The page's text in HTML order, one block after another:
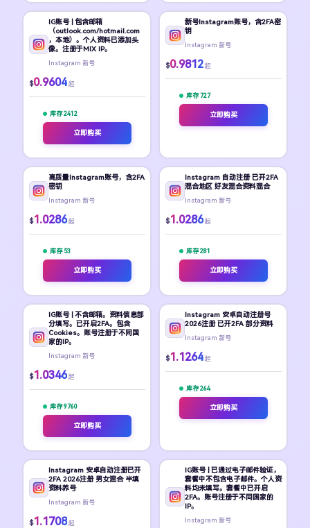
IG账号 | 包含邮箱
（outlook.com/hotmail.com
，本地）。个人资料已添加头
像。注册于MIX IP。
Instagram 新号
$0.9604 起
库存 2412
立即购买
新号Instagram账号，含2FA密
钥
Instagram 新号
$0.9812 起
库存 727
立即购买
高质量Instagram账号，含2FA
密钥
Instagram 新号
$1.0286 起
库存 53
立即购买
Instagram 自动注册 已开2FA
混合地区 好友混合资料混合
Instagram 新号
$1.0286 起
库存 281
立即购买
IG账号 | 不含邮箱。资料信息部
分填写。已开启2FA。包含
Cookies。账号注册于不同国
家的IP。
Instagram 新号
$1.0346 起
库存 9760
立即购买
Instagram 安卓自动注册号
2026注册 已开2FA 部分资料
Instagram 新号
$1.1264 起
库存 264
立即购买
Instagram 安卓自动注册已开
2FA 2026注册 男女混合 半填
资料养号
Instagram 新号
$1.1708 起
IG账号 | 已通过电子邮件验证，
套餐中不包含电子邮件。个人资
料均未填写。套餐中已开启
2FA。账号注册于不同国家的
IP。
Instagram 新号